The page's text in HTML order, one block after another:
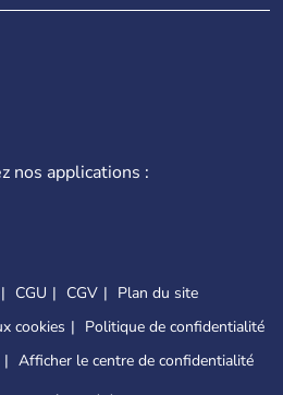
nos applications :
CGU CGV
Plan du site
cookies
Politique de confidentialité
Afficher le centre de confidentialité